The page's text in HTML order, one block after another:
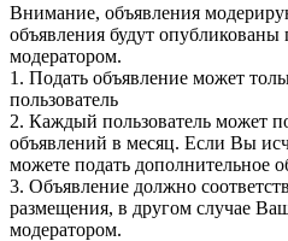
Внимание, объявления
объявления будут опубликованы
модератором.
1. Подать объявление может
пользователь
2. Каждый пользователь может
объявлений в месяц. Если Вы
можете подать дополнительное
3. Объявление должно
размещения, в другом случае
модератором.